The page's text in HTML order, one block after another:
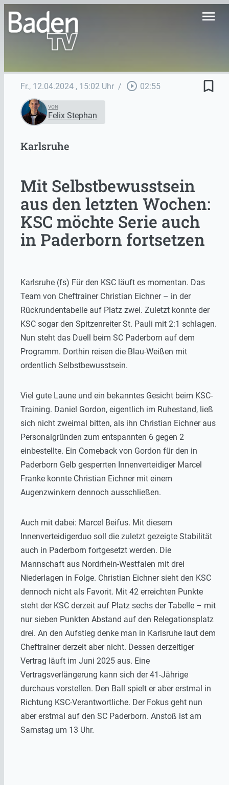
menu
Fr., 12.04.2024 , 15:02 Uhr / play_circle_outline 02:55 bookmark_border
VON
Felix Stephan
Karlsruhe
Mit Selbstbewusstsein
aus den letzten Wochen:
KSC möchte Serie auch
in Paderborn fortsetzen
Karlsruhe (fs) Für den KSC läuft es momentan. Das
Team von Cheftrainer Christian Eichner – in der
Rückrundentabelle auf Platz zwei. Zuletzt konnte der
KSC sogar den Spitzenreiter St. Pauli mit 2:1 schlagen.
Nun steht das Duell beim SC Paderborn auf dem
Programm. Dorthin reisen die Blau-Weißen mit
ordentlich Selbstbewusstsein.
Viel gute Laune und ein bekanntes Gesicht beim KSC-
Training. Daniel Gordon, eigentlich im Ruhestand, ließ
sich nicht zweimal bitten, als ihn Christian Eichner aus
Personalgründen zum entspannten 6 gegen 2
einbestellte. Ein Comeback von Gordon für den in
Paderborn Gelb gesperrten Innenverteidiger Marcel
Franke konnte Christian Eichner mit einem
Augenzwinkern dennoch ausschließen.
Auch mit dabei: Marcel Beifus. Mit diesem
Innenverteidigerduo soll die zuletzt gezeigte Stabilität
auch in Paderborn fortgesetzt werden. Die
Mannschaft aus Nordrhein-Westfalen mit drei
Niederlagen in Folge. Christian Eichner sieht den KSC
dennoch nicht als Favorit. Mit 42 erreichten Punkte
steht der KSC derzeit auf Platz sechs der Tabelle – mit
nur sieben Punkten Abstand auf den Relegationsplatz
drei. An den Aufstieg denke man in Karlsruhe laut dem
Cheftrainer derzeit aber nicht. Dessen derzeitiger
Vertrag läuft im Juni 2025 aus. Eine
Vertragsverlängerung kann sich der 41-Jährige
durchaus vorstellen. Den Ball spielt er aber erstmal in
Richtung KSC-Verantwortliche. Der Fokus geht nun
aber erstmal auf den SC Paderborn. Anstoß ist am
Samstag um 13 Uhr.